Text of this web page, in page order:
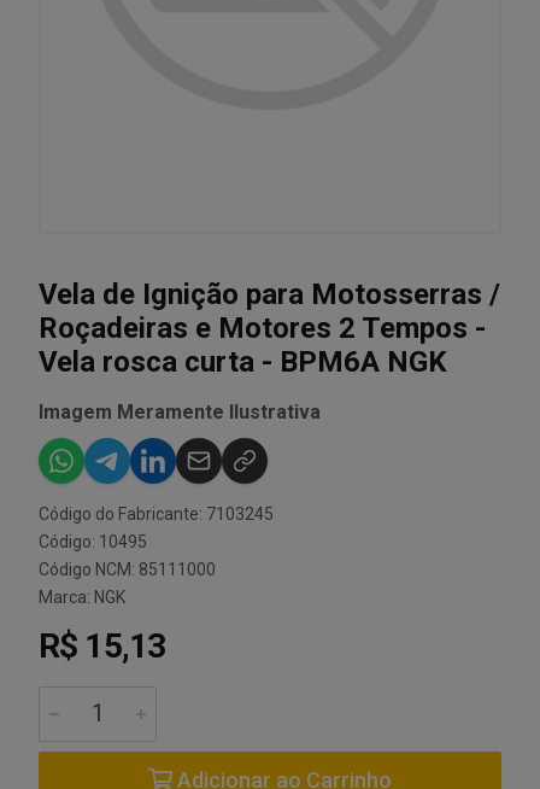
Vela de Ignição para Motosserras /
Roçadeiras e Motores 2 Tempos -
Vela rosca curta - BPM6A NGK
Imagem Meramente Ilustrativa
Código do Fabricante: 7103245
Código: 10495
Código NCM: 85111000
Marca: NGK
R$ 15,13
Adicionar ao Carrinho